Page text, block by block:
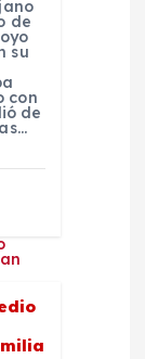
de
su
con
de